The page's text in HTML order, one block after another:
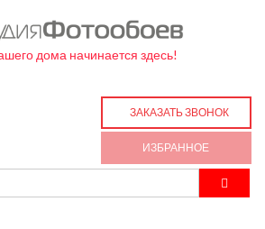
дома начинается здесь!
ЗАКАЗАТЬ ЗВОНОК
ИЗБРАННОЕ